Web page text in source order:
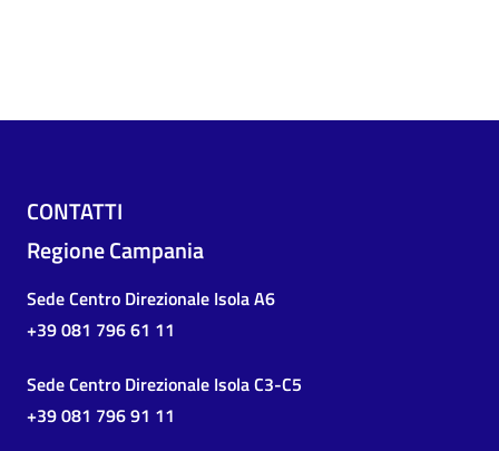
CONTATTI
Regione Campania
Sede Centro Direzionale Isola A6
+39 081 796 61 11
Sede Centro Direzionale Isola C3-C5
+39 081 796 91 11